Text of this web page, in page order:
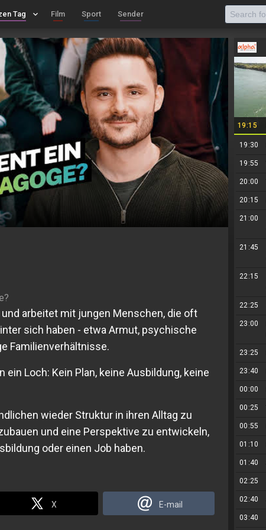
Tag keyboard_arrow_down Film Sport Sender
arbeitet mit jungen Menschen, die oft
sich haben - etwa Armut, psychische
Familienverhältnisse.
ein Loch: Kein Plan, keine Ausbildung, keine
wieder Struktur in ihren Alltag zu
und eine Perspektive zu entwickeln,
oder einen Job haben.
X E-mail
19:15
19:30
19:55
20:00
20:15
21:00
21:45
22:15
22:25
23:00
23:25
23:40
00:00
00:25
00:55
01:10
01:40
02:25
02:40
03:40